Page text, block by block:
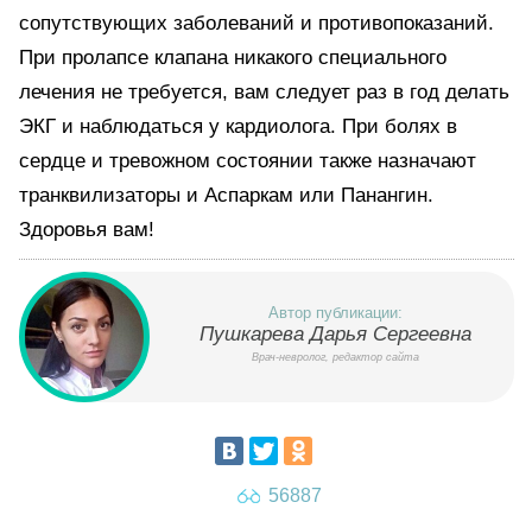
сопутствующих заболеваний и противопоказаний.
При пролапсе клапана никакого специального
лечения не требуется, вам следует раз в год делать
ЭКГ и наблюдаться у кардиолога. При болях в
сердце и тревожном состоянии также назначают
транквилизаторы и Аспаркам или Панангин.
Здоровья вам!
Автор публикации:
Пушкарева Дарья Сергеевна
Врач-невролог, редактор сайта
56887